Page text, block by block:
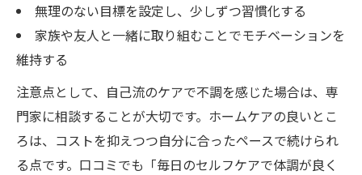
無理のない目標を設定し、少しずつ習慣化する
家族や友人と一緒に取り組むことでモチベーションを
維持する
注意点として、自己流のケアで不調を感じた場合は、専
門家に相談することが大切です。ホームケアの良いとこ
ろは、コストを抑えつつ自分に合ったペースで続けられ
る点です。口コミでも「毎日のセルフケアで体調が良く